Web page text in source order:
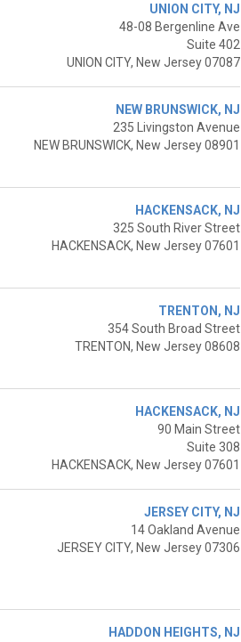
UNION CITY, NJ
48-08 Bergenline Ave
Suite 402
UNION CITY, New Jersey 07087
NEW BRUNSWICK, NJ
235 Livingston Avenue
NEW BRUNSWICK, New Jersey 08901
HACKENSACK, NJ
325 South River Street
HACKENSACK, New Jersey 07601
TRENTON, NJ
354 South Broad Street
TRENTON, New Jersey 08608
HACKENSACK, NJ
90 Main Street
Suite 308
HACKENSACK, New Jersey 07601
JERSEY CITY, NJ
14 Oakland Avenue
JERSEY CITY, New Jersey 07306
HADDON HEIGHTS, NJ